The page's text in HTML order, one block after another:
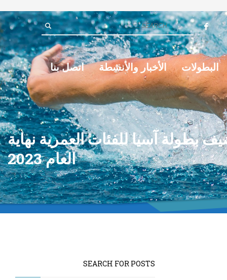
البطولات الأخبار والأنشطة اتصل بنا
بطولة آسيا للفئات العمرية نهاية
العام 2023
SEARCH FOR POSTS